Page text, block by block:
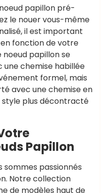
papillon pré-
le nouer vous-même
il est important
fonction de votre
noeud papillon se
chemise habillée
formel, mais
avec une chemise en
style plus décontracté
Papillon
sommes passionnés
Notre collection
de modèles haut de